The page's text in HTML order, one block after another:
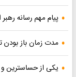
پیام مهم رسانه
مدت زمان باز بودن
یکی از حساسترین و